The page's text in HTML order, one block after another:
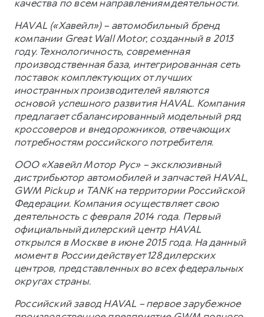
качества по всем направлениям деятельности.
HAVAL («Хавейл») – автомобильный бренд
компании Great Wall Motor, созданный в 2013
году. Технологичность, современная
производственная база, интегрированная сеть
поставок комплектующих от лучших
иностранных производителей являются
основой успешного развития HAVAL. Компания
предлагает сбалансированный модельный ряд
кроссоверов и внедорожников, отвечающих
потребностям российского потребителя.
ООО «Хавейл Мотор Рус» – эксклюзивный
дистрибьютор автомобилей и запчастей HAVAL,
GWM Pickup и TANK на территории Российской
Федерации. Компания осуществляет свою
деятельность с февраля 2014 года. Первый
официальный дилерский центр HAVAL
открылся в Москве в июне 2015 года. На данный
момент в России действует 128 дилерских
центров, представленных во всех федеральных
округах страны.
Российский завод HAVAL – первое зарубежное